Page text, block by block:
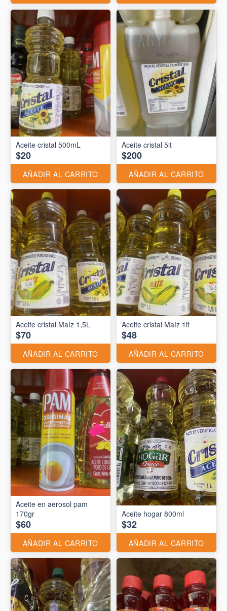
Aceite cristal 500mL
$20
AÑADIR AL CARRITO
Aceite cristal 5lt
$200
AÑADIR AL CARRITO
Aceite cristal Maíz 1,5L
$70
AÑADIR AL CARRITO
Aceite cristal Maíz 1lt
$48
AÑADIR AL CARRITO
Aceite en aerosol pam
170gr
$60
AÑADIR AL CARRITO
Aceite hogar 800ml
$32
AÑADIR AL CARRITO